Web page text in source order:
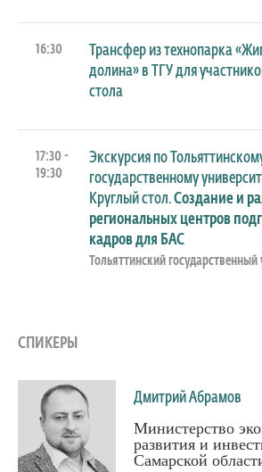
16:30
Трансфер из технопарка
долина» в ТГУ для
стола
17:30 -
19:30
Экскурсия по
государственному
Круглый стол.Создание и
региональных центров
кадров для БАС
Тольяттинский государственный
СПИКЕРЫ
Дмитрий Абрамов
Министерство
развития и
Самарской